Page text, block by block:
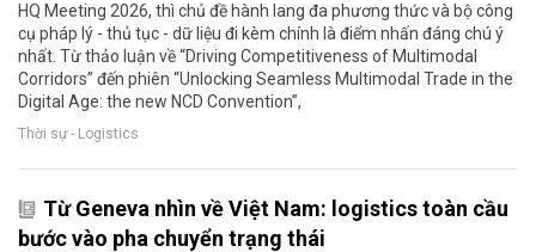
HQ Meeting 2026, thì chủ đề hành lang đa phương thức và bộ công
cụ pháp lý - thủ tục - dữ liệu đi kèm chính là điểm nhấn đáng chú ý
nhất. Từ thảo luận về “Driving Competitiveness of Multimodal
Corridors” đến phiên “Unlocking Seamless Multimodal Trade in the
Digital Age: the new NCD Convention”,
Thời sự - Logistics
Từ Geneva nhìn về Việt Nam: logistics toàn cầu
bước vào pha chuyển trạng thái